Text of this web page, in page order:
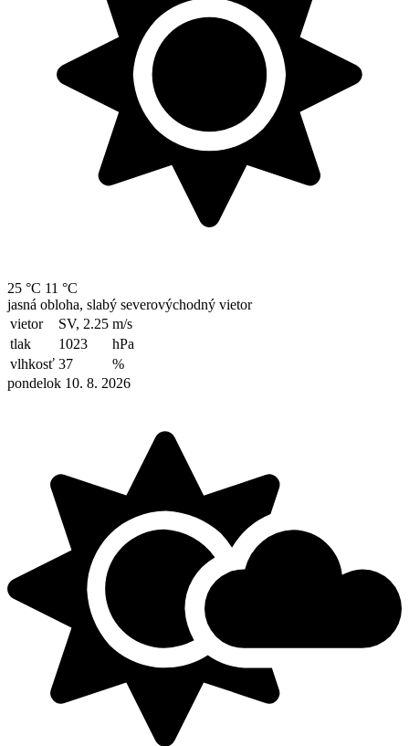
25 °C 11 °C
jasná obloha, slabý severovýchodný vietor
vietor
SV, 2.25 m/s
tlak
1023
hPa
vlhkosť 37
%
pondelok 10. 8. 2026